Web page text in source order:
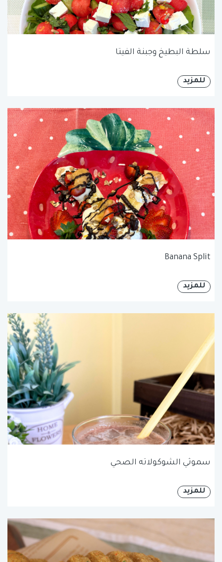
سلطة البطيخ وجبنة الفيتا
للمزيد
Banana Split
للمزيد
سموثي الشوكولاته الصحي
للمزيد